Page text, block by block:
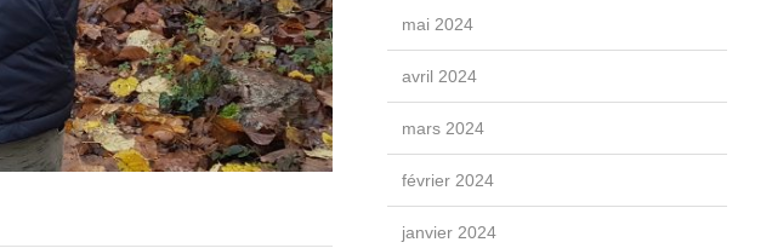
mai 2024
avril 2024
mars 2024
février 2024
janvier 2024